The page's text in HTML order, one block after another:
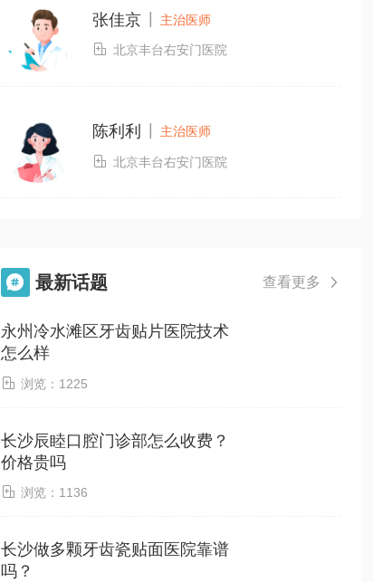
张佳京 | 主治医师
 北京丰台右安门医院
陈利利 主治医师
 北京丰台右安门医院
 最新话题 查看更多 
永州冷水滩区牙齿贴片医院技术
怎么样
 浏览：1225
长沙辰睦口腔门诊部怎么收费？
价格贵吗
 浏览：1136
长沙做多颗牙齿瓷贴面医院靠谱
吗？